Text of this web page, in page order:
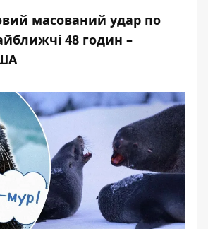
масований удар по
48 годин –